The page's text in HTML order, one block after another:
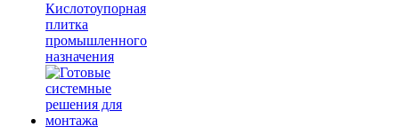
Кислотоупорная
плитка
промышленного
назначения